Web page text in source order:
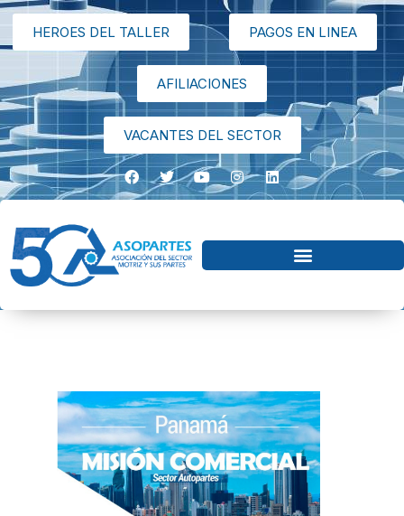
HEROES DEL TALLER PAGOS EN LINEA
AFILIACIONES
VACANTES DEL SECTOR